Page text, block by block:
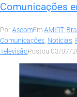
Comunicações
PorAscomEmAMIRT,
Comunicações, Notícias,
TelevisãoPostou 03/07/